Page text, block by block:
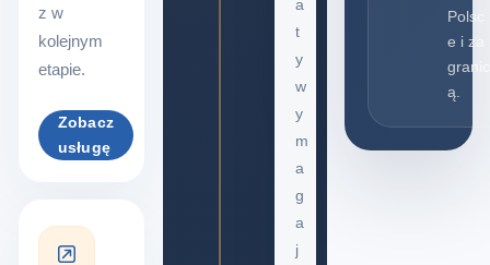
z w
kolejnym
etapie.
Zobacz
usługę
a
t
y
w
y
m
a
g
a
j
Polsc
e i za
granic
ą.